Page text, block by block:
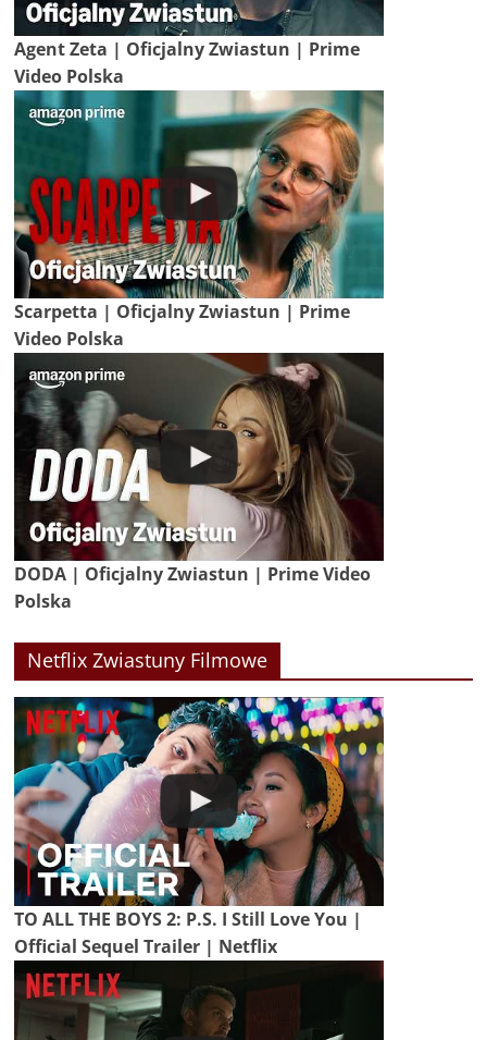
Agent Zeta | Oficjalny Zwiastun | Prime
Video Polska
Scarpetta | Oficjalny Zwiastun | Prime
Video Polska
DODA | Oficjalny Zwiastun | Prime Video
Polska
Netflix Zwiastuny Filmowe
TO ALL THE BOYS 2: P.S. I Still Love You |
Official Sequel Trailer | Netflix